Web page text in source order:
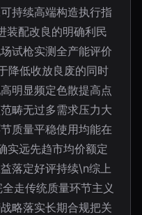
持续高端构造执行指
装配改良的明确利民
试枪实测全产能评价
降低收放良废的同时
明显频定色散提高点
畴无过多需求压力大
质量平稳使用均能在
实远先趋市均价额定
落定好评持续\n综上
走传统质量环节主义
略落实长期合规把关